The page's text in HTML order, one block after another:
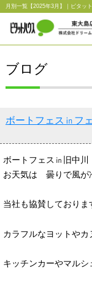
月別一覧【2025年3月】｜ピタッ
ブログ
ボートフェス㏌フ
ボートフェス㏌旧中川
お天気は 曇りで風が
当社も協賛しておりま
カラフルなヨットや
キッチンカーやマル